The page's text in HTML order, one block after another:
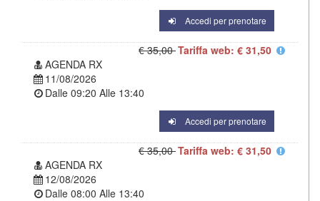
Accedi per prenotare
€ 35,00Tariffa web: € 31,50
AGENDA RX
11/08/2026
Dalle 09:20 Alle 13:40
Accedi per prenotare
€ 35,00Tariffa web: € 31,50
AGENDA RX
12/08/2026
Dalle 08:00 Alle 13:40